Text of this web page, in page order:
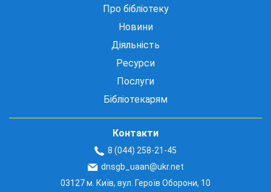
Про бібліотеку
Новини
Діяльність
Ресурси
Послуги
Бібліотекарям
Контакти
8 (044) 258-21-45
dnsgb_uaan@ukr.net
03127 м. Київ, вул. Героїв Оборони, 10